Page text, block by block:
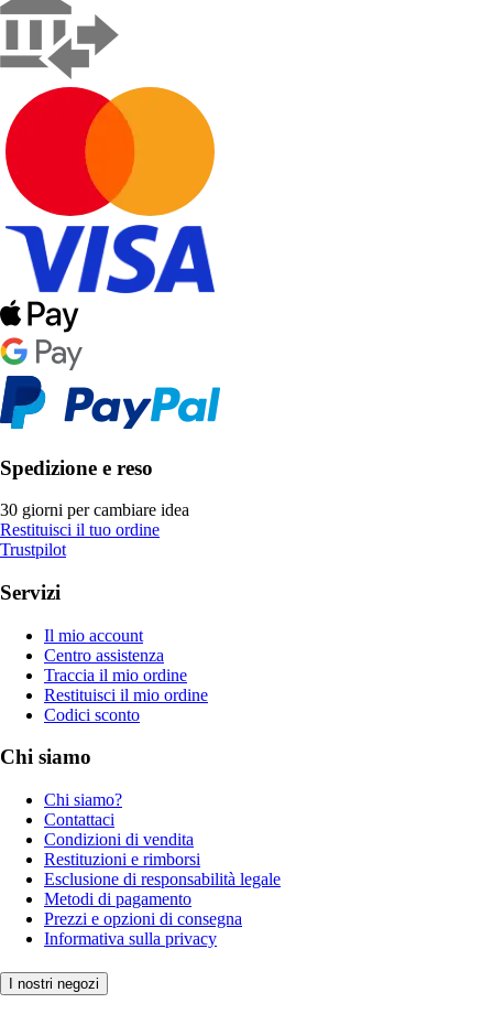
Spedizione e reso
30 giorni per cambiare idea
Restituisci il tuo ordine
Trustpilot
Servizi
Il mio account
Centro assistenza
Traccia il mio ordine
Restituisci il mio ordine
Codici sconto
Chi siamo
Chi siamo?
Contattaci
Condizioni di vendita
Restituzioni e rimborsi
Esclusione di responsabilità legale
Metodi di pagamento
Prezzi e opzioni di consegna
Informativa sulla privacy
I nostri negozi